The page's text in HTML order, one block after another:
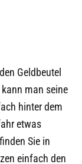
Geldbeutel
man seine
hinter dem
etwas
Sie in
einfach den